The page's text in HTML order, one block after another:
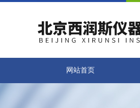
网站首页